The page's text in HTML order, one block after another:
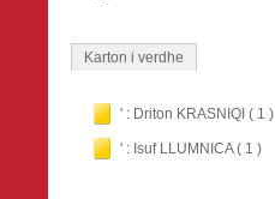
Karton i verdhe
' : Driton KRASNIQI ( 1 )
' : Isuf LLUMNICA ( 1 )